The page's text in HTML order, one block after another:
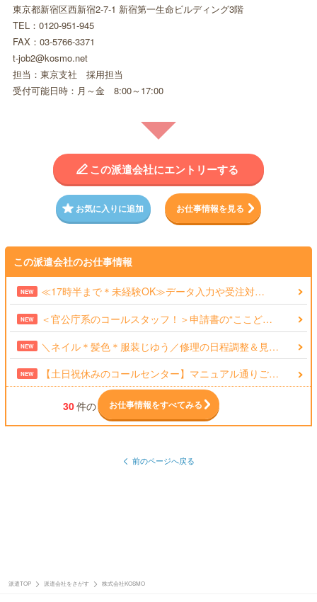
東京都新宿区西新宿2-7-1 新宿第一生命ビルディング3階
TEL：0120-951-945
FAX：03-5766-3371
t-job2@kosmo.net
担当：東京支社 採用担当
受付可能日時：月～金 8:00～17:00
この派遣会社にエントリーする
お気に入りに追加 お仕事情報を見る
この派遣会社のお仕事情報
NEW ≪17時半まで＊未経験OK≫データ入力や受注対…
NEW ＜官公庁系のコールスタッフ！＞申請書の“ここど…
NEW ＼ネイル＊髪色＊服装じゆう／修理の日程調整＆見…
NEW 【土日祝休みのコールセンター】マニュアル通りご…
30件の お仕事情報をすべてみる
前のページへ戻る
派遣TOP 派遣会社をさがす 株式会社KOSMO